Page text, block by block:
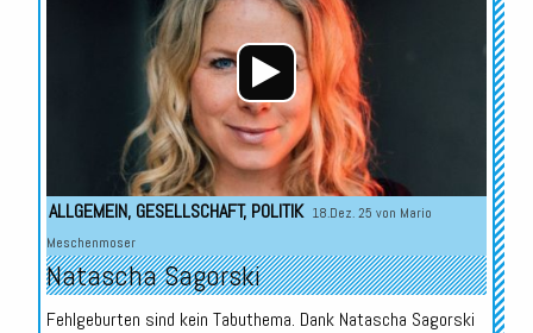
ALLGEMEIN, GESELLSCHAFT, POLITIK 18.Dez. 25 von Mario
Meschenmoser
Natascha Sagorski
Fehlgeburten sind kein Tabuthema. Dank Natascha Sagorski